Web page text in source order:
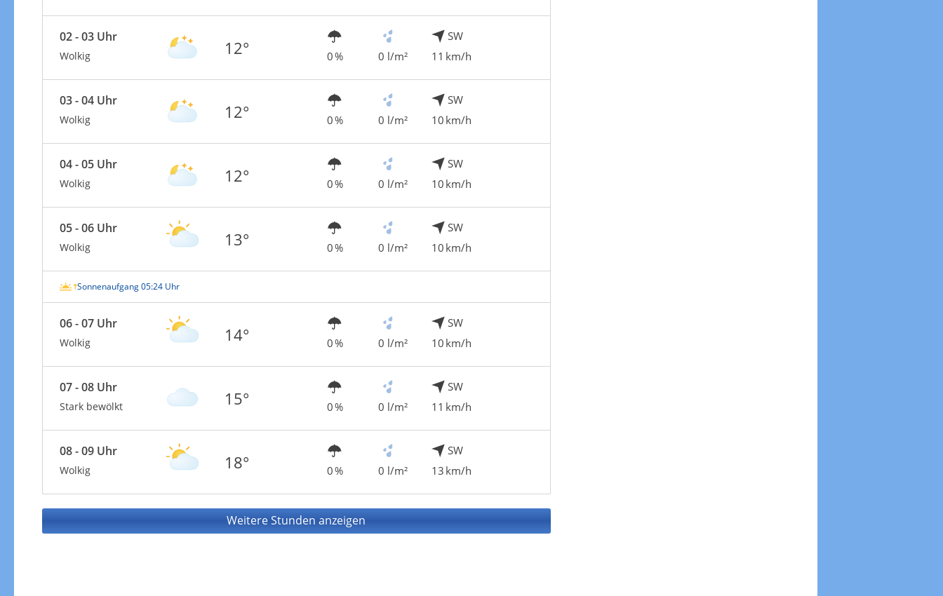
02 - 03 Uhr
Wolkig 12° 0 % 0 l/m²
SW
11 km/h
03 - 04 Uhr
Wolkig 12° 0 % 0 l/m²
SW
10 km/h
04 - 05 Uhr
Wolkig 12° 0 % 0 l/m²
SW
10 km/h
05 - 06 Uhr
Wolkig 13° 0 % 0 l/m²
SW
10 km/h
Sonnenaufgang 05:24 Uhr
06 - 07 Uhr
Wolkig 14° 0 % 0 l/m²
SW
10 km/h
07 - 08 Uhr
Stark bewölkt 15° 0 % 0 l/m²
SW
11 km/h
08 - 09 Uhr
Wolkig 18° 0 % 0 l/m²
SW
13 km/h
Weitere Stunden anzeigen